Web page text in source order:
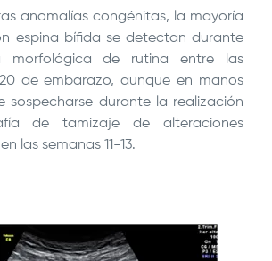
anomalías congénitas, la mayoría
espina bífida se detectan durante
morfológica de rutina entre las
de embarazo, aunque en manos
sospecharse durante la realización
de tamizaje de alteraciones
las semanas 11-13.